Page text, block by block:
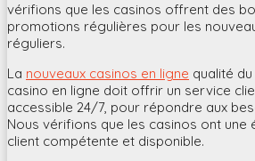
vérifions que les casinos offrent des
promotions régulières pour les
réguliers.
La nouveaux casinos en ligne qualité
casino en ligne doit offrir un service
accessible 24/7, pour répondre aux
Nous vérifions que les casinos ont une
client compétente et disponible.